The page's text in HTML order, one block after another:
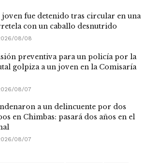
joven fue detenido tras circular en una
con un caballo desnutrido
08/08
preventiva para un policía por la
golpiza a un joven en la Comisaría
08/07
a un delincuente por dos
en Chimbas: pasará dos años en el
08/07